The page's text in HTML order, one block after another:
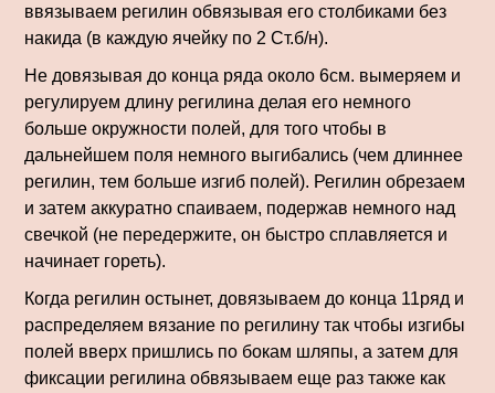
ввязываем регилин обвязывая его столбиками без
накида (в каждую ячейку по 2 Ст.б/н).
Не довязывая до конца ряда около 6см. вымеряем и
регулируем длину регилина делая его немного
больше окружности полей, для того чтобы в
дальнейшем поля немного выгибались (чем длиннее
регилин, тем больше изгиб полей). Регилин обрезаем
и затем аккуратно спаиваем, подержав немного над
свечкой (не передержите, он быстро сплавляется и
начинает гореть).
Когда регилин остынет, довязываем до конца 11ряд и
распределяем вязание по регилину так чтобы изгибы
полей вверх пришлись по бокам шляпы, а затем для
фиксации регилина обвязываем еще раз также как